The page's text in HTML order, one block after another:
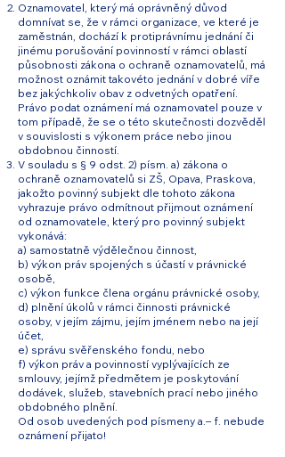
Oznamovatel, který má oprávněný důvod
domnívat se, že v rámci organizace, ve které je
zaměstnán, dochází k protiprávnímu jednání či
jinému porušování povinností v rámci oblastí
působnosti zákona o ochraně oznamovatelů, má
možnost oznámit takovéto jednání v dobré víře
bez jakýchkoliv obav z odvetných opatření.
Právo podat oznámení má oznamovatel pouze v
tom případě, že se o této skutečnosti dozvěděl
v souvislosti s výkonem práce nebo jinou
obdobnou činností.
V souladu s § 9 odst. 2) písm. a) zákona o
ochraně oznamovatelů si ZŠ, Opava, Praskova,
jakožto povinný subjekt dle tohoto zákona
vyhrazuje právo odmítnout přijmout oznámení
od oznamovatele, který pro povinný subjekt
vykonává:
a) samostatně výdělečnou činnost,
b) výkon práv spojených s účastí v právnické
osobě,
c) výkon funkce člena orgánu právnické osoby,
d) plnění úkolů v rámci činnosti právnické
osoby, v jejím zájmu, jejím jménem nebo na její
účet,
e) správu svěřenského fondu, nebo
f) výkon práv a povinností vyplývajících ze
smlouvy, jejímž předmětem je poskytování
dodávek, služeb, stavebních prací nebo jiného
obdobného plnění.
Od osob uvedených pod písmeny a.– f. nebude
oznámení přijato!